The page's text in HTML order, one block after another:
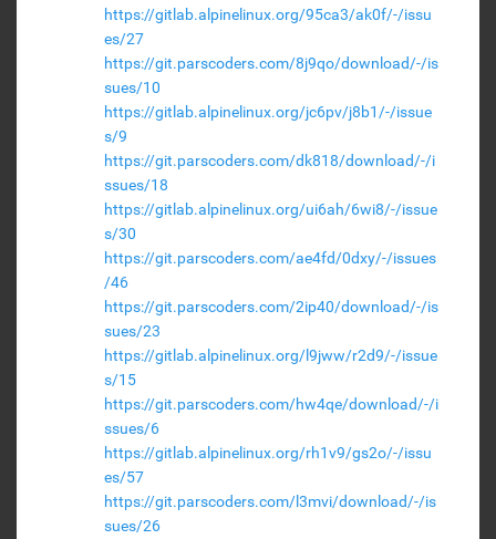
https://gitlab.alpinelinux.org/95ca3/ak0f/-/issu
es/27
https://git.parscoders.com/8j9qo/download/-/is
sues/10
https://gitlab.alpinelinux.org/jc6pv/j8b1/-/issue
s/9
https://git.parscoders.com/dk818/download/-/i
ssues/18
https://gitlab.alpinelinux.org/ui6ah/6wi8/-/issue
s/30
https://git.parscoders.com/ae4fd/0dxy/-/issues
/46
https://git.parscoders.com/2ip40/download/-/is
sues/23
https://gitlab.alpinelinux.org/l9jww/r2d9/-/issue
s/15
https://git.parscoders.com/hw4qe/download/-/i
ssues/6
https://gitlab.alpinelinux.org/rh1v9/gs2o/-/issu
es/57
https://git.parscoders.com/l3mvi/download/-/is
sues/26